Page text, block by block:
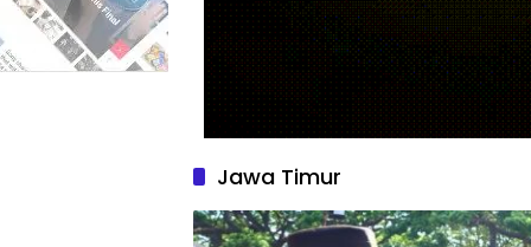
Jawa Timur